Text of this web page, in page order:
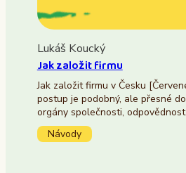
Lukáš Koucký
Jak založit firmu
Jak založit firmu v Česku
postup je podobný, ale přesné
orgány společnosti,
Návody